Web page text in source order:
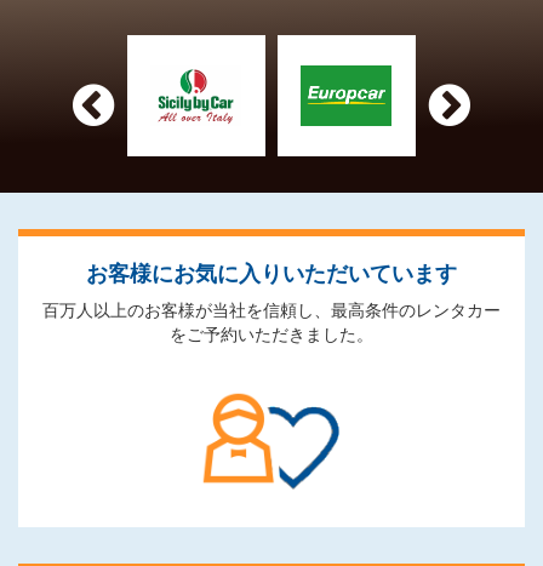
 
お客様にお気に入りいただいています
百万人以上のお客様が当社を信頼し、最高条件のレンタカー
をご予約いただきました。